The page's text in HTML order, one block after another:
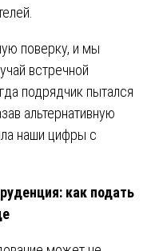
поверку, и мы
встречной
подрядчик пытался
альтернативную
наши цифры с
как подать